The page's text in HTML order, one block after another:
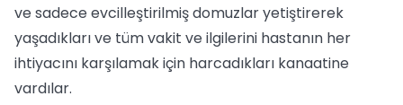
ve sadece evcilleştirilmiş domuzlar yetiştirerek
yaşadıkları ve tüm vakit ve ilgilerini hastanın her
ihtiyacını karşılamak için harcadıkları kanaatine
vardılar.